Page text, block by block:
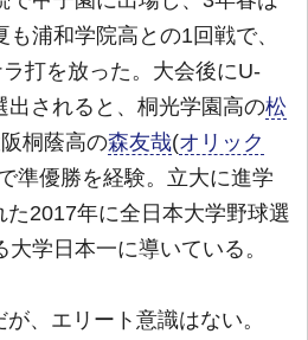
浦和学院高との1回戦で、
打を放った。大会後にU-
出されると、桐光学園高の松
桐蔭高の森友哉(オリック
準優勝を経験。立大に進学
2017年に全日本大学野球選
学日本一に導いている。
、エリート意識はない。